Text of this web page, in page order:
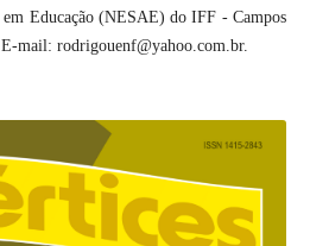
em Educação (NESAE) do IFF - Campos
mail: rodrigouenf@yahoo.com.br.